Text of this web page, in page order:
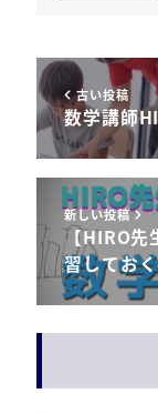
古い投稿
数学講師
新しい投稿
【HIRO先
習してお